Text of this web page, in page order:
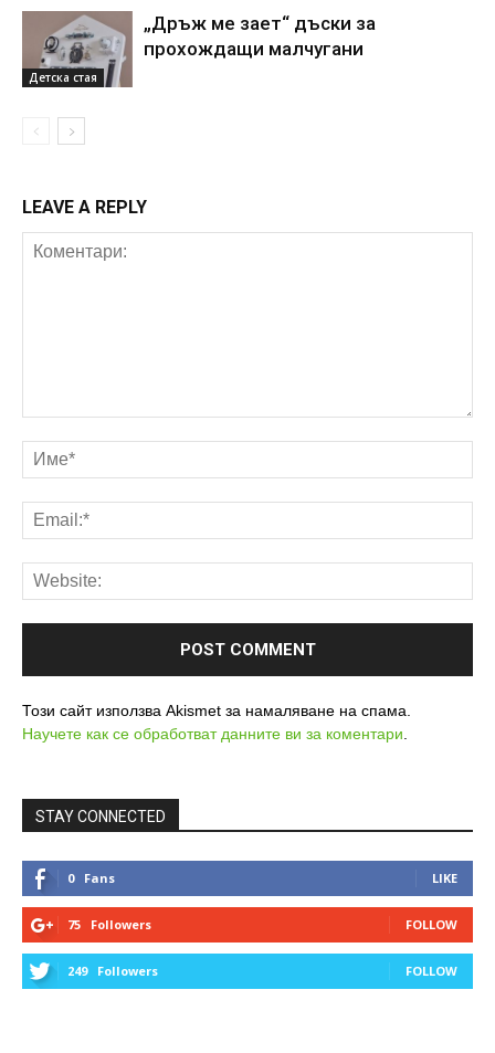
Детска стая
„Дръж ме зает“ дъски за
прохождащи малчугани
LEAVE A REPLY
Този сайт използва Akismet за намаляване на спама.
Научете как се обработват данните ви за коментари
STAY CONNECTED
0 Fans LIKE
75 Followers FOLLOW
249 Followers FOLLOW